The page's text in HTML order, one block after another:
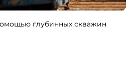
глубинных скважин